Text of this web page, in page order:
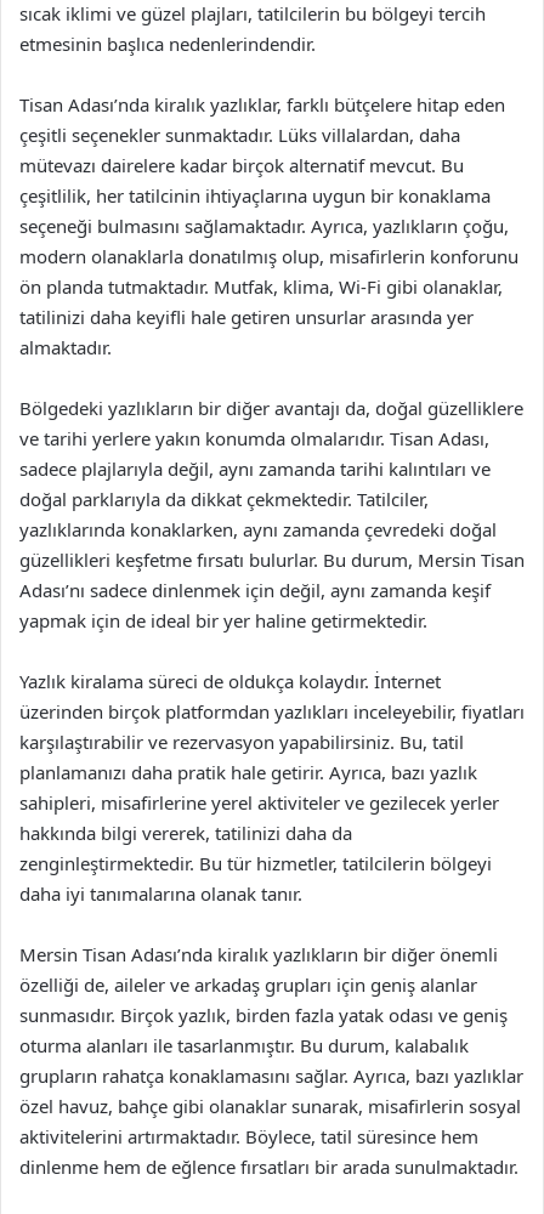
sıcak iklimi ve güzel plajları, tatilcilerin bu bölgeyi tercih
etmesinin başlıca nedenlerindendir.
Tisan Adası’nda kiralık yazlıklar, farklı bütçelere hitap eden
çeşitli seçenekler sunmaktadır. Lüks villalardan, daha
mütevazı dairelere kadar birçok alternatif mevcut. Bu
çeşitlilik, her tatilcinin ihtiyaçlarına uygun bir konaklama
seçeneği bulmasını sağlamaktadır. Ayrıca, yazlıkların çoğu,
modern olanaklarla donatılmış olup, misafirlerin konforunu
ön planda tutmaktadır. Mutfak, klima, Wi-Fi gibi olanaklar,
tatilinizi daha keyifli hale getiren unsurlar arasında yer
almaktadır.
Bölgedeki yazlıkların bir diğer avantajı da, doğal güzelliklere
ve tarihi yerlere yakın konumda olmalarıdır. Tisan Adası,
sadece plajlarıyla değil, aynı zamanda tarihi kalıntıları ve
doğal parklarıyla da dikkat çekmektedir. Tatilciler,
yazlıklarında konaklarken, aynı zamanda çevredeki doğal
güzellikleri keşfetme fırsatı bulurlar. Bu durum, Mersin Tisan
Adası’nı sadece dinlenmek için değil, aynı zamanda keşif
yapmak için de ideal bir yer haline getirmektedir.
Yazlık kiralama süreci de oldukça kolaydır. İnternet
üzerinden birçok platformdan yazlıkları inceleyebilir, fiyatları
karşılaştırabilir ve rezervasyon yapabilirsiniz. Bu, tatil
planlamanızı daha pratik hale getirir. Ayrıca, bazı yazlık
sahipleri, misafirlerine yerel aktiviteler ve gezilecek yerler
hakkında bilgi vererek, tatilinizi daha da
zenginleştirmektedir. Bu tür hizmetler, tatilcilerin bölgeyi
daha iyi tanımalarına olanak tanır.
Mersin Tisan Adası’nda kiralık yazlıkların bir diğer önemli
özelliği de, aileler ve arkadaş grupları için geniş alanlar
sunmasıdır. Birçok yazlık, birden fazla yatak odası ve geniş
oturma alanları ile tasarlanmıştır. Bu durum, kalabalık
grupların rahatça konaklamasını sağlar. Ayrıca, bazı yazlıklar
özel havuz, bahçe gibi olanaklar sunarak, misafirlerin sosyal
aktivitelerini artırmaktadır. Böylece, tatil süresince hem
dinlenme hem de eğlence fırsatları bir arada sunulmaktadır.